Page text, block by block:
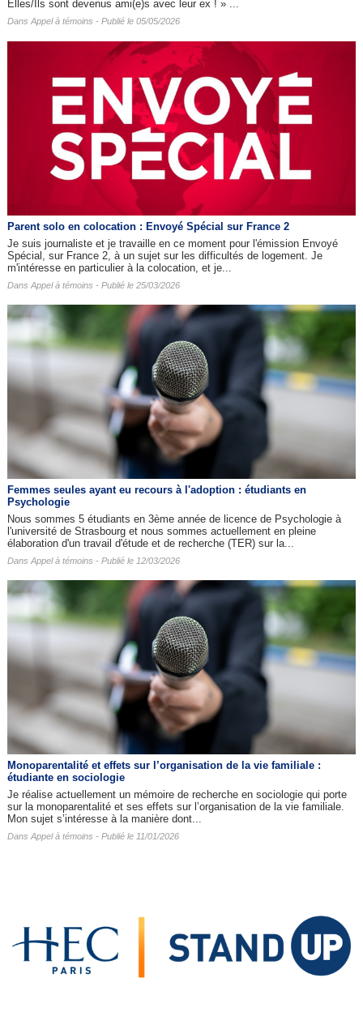
Elles/Ils sont devenus ami(e)s avec leur ex ! » ...
Dans Appel à témoins - Publié le 05/05/2026
Parent solo en colocation : Envoyé Spécial sur France 2
Je suis journaliste et je travaille en ce moment pour l'émission Envoyé
Spécial, sur France 2, à un sujet sur les difficultés de logement. Je
m'intéresse en particulier à la colocation, et je...
Dans Appel à témoins - Publié le 25/03/2026
Femmes seules ayant eu recours à l'adoption : étudiants en
Psychologie
Nous sommes 5 étudiants en 3ème année de licence de Psychologie à
l'université de Strasbourg et nous sommes actuellement en pleine
élaboration d'un travail d'étude et de recherche (TER) sur la...
Dans Appel à témoins - Publié le 12/03/2026
Monoparentalité et effets sur l’organisation de la vie familiale :
étudiante en sociologie
Je réalise actuellement un mémoire de recherche en sociologie qui porte
sur la monoparentalité et ses effets sur l’organisation de la vie familiale.
Mon sujet s’intéresse à la manière dont...
Dans Appel à témoins - Publié le 11/01/2026